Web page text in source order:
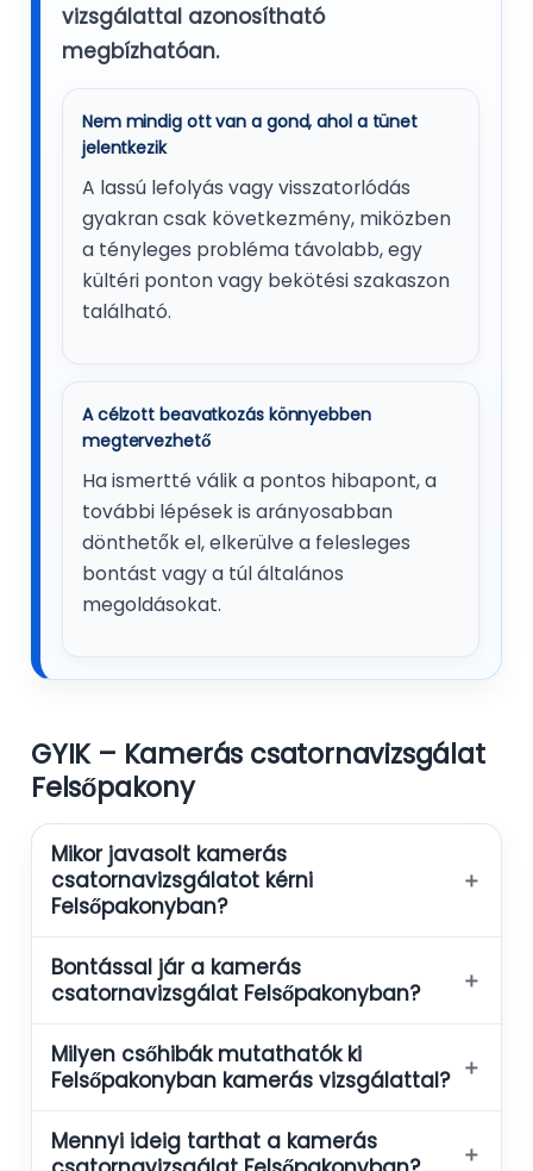
vizsgálattal azonosítható
megbízhatóan.
Nem mindig ott van a gond, ahol a tünet
jelentkezik
A lassú lefolyás vagy visszatorlódás
gyakran csak következmény, miközben
a tényleges probléma távolabb, egy
kültéri ponton vagy bekötési szakaszon
található.
A célzott beavatkozás könnyebben
megtervezhető
Ha ismertté válik a pontos hibapont, a
további lépések is arányosabban
dönthetők el, elkerülve a felesleges
bontást vagy a túl általános
megoldásokat.
GYIK – Kamerás csatornavizsgálat
Felsőpakony
Mikor javasolt kamerás
csatornavizsgálatot kérni
Felsőpakonyban?
＋
Bontással jár a kamerás
csatornavizsgálat Felsőpakonyban?
＋
Milyen csőhibák mutathatók ki
Felsőpakonyban kamerás vizsgálattal? ＋
Mennyi ideig tarthat a kamerás
＋